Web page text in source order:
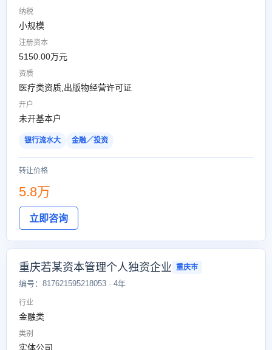
纳税
小规模
注册资本
5150.00万元
资质
医疗类资质,出版物经营许可证
开户
未开基本户
银行流水大 金融／投资
转让价格
5.8万
立即咨询
重庆若某资本管理个人独资企业 重庆市
编号：817621595218053 · 4年
行业
金融类
类别
实体公司